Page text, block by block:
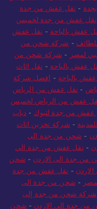
الي المغرب -شحن من
-نقل عفش من جدة
نقل عفش من جدة لخميس
عفش بالباحة -نقل عفش
- شركة شحن من
لمصر -شركة شحن من
نقل عفش بالباحة -نقل اثاث
بالباحة- افضل شركة
-نقل عفش من الرياض
عفش من الرياض لخميس
عفش من جدة لتبوك-دباب
-شركة تخزين اثاث
-شحن من جدة الى
-نقل عفش من جدة الي
من جدة الى الاردن- شحن
-نقل عفش من جدة
-شحن من جدة الى
شركة شحن من جدة إلى